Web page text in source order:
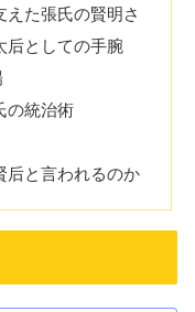
えた張氏の賢明さ
后としての手腕
の統治術
后と言われるのか